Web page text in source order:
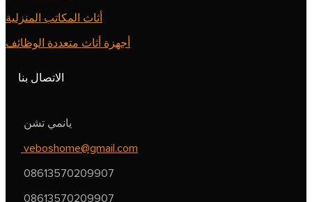
أثاث المكاتب المنزلية
أجهزة أثاث متعددة الوظائف
الاتصال بنا
يانمي تشن
veboshome@gmail.com
08613570209907
08613570209907